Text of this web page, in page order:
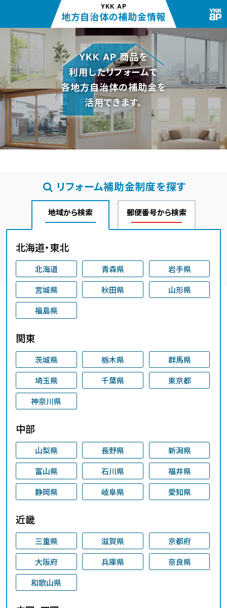
YKK AP
地方自治体の補助金情報
YKK AP 商品を
利用したリフォームで
各地方自治体の補助金を
活用できます。
リフォーム補助金制度を探す
地域から検索 郵便番号から検索
北海道・東北
北海道 青森県
岩手県
宮城県
秋田県
山形県
福島県
関東
茨城県 栃木県
群馬県
埼玉県
千葉県
東京都
神奈川県
中部
山梨県 長野県
新潟県
富山県
石川県
福井県
静岡県
岐阜県 愛知県
近畿
三重県 滋賀県
京都府
大阪府
兵庫県
奈良県
和歌山県